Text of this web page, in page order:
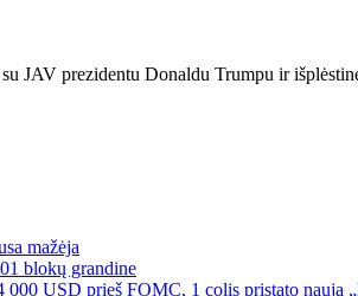
JAV prezidentu Donaldu Trumpu ir
mažėja
blokų grandine
USD prieš FOMC, 1 colis pristato